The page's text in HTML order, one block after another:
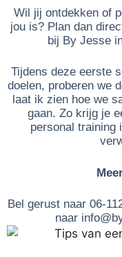
Wil jij ontdekken of
jou is? Plan dan
bij By Jesse
Tijdens deze eerste
doelen, proberen we
laat ik zien hoe we
gaan. Zo krijg je
personal training
Bel gerust naar 06-
naar